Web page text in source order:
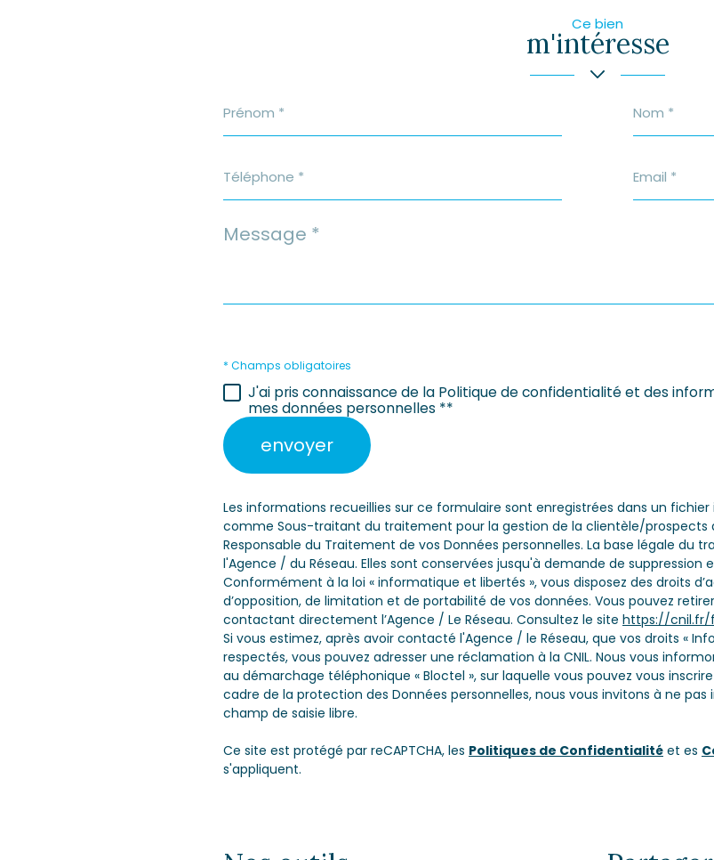
Ce bien
m'intéresse
Prénom
*
Nom
*
Téléphone
*
Email
*
Message
* Champs obligatoires
J'ai pris connaissance de la Politique de confidentialité et des
mes données personnelles **
envoyer
Les informations recueillies sur ce formulaire sont enregistrées dans un
comme Sous-traitant du traitement pour la gestion de la clientèle/prospects
Responsable du Traitement de vos Données personnelles. La base légale du
l'Agence / du Réseau. Elles sont conservées jusqu'à demande de suppression
Conformément à la loi « informatique et libertés », vous disposez des droits
d’opposition, de limitation et de portabilité de vos données. Vous pouvez
contactant directement l’Agence / Le Réseau. Consultez le site https://cnil.fr/
Si vous estimez, après avoir contacté l'Agence / le Réseau, que vos droits «
respectés, vous pouvez adresser une réclamation à la CNIL. Nous vous
au démarchage téléphonique « Bloctel », sur laquelle vous pouvez vous
cadre de la protection des Données personnelles, nous vous invitons à ne pas
champ de saisie libre.
Ce site est protégé par reCAPTCHA, les Politiques de Confidentialité et es
s'appliquent.